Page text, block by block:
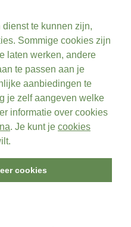
te kunnen zijn,
Sommige cookies zijn
laten werken, andere
te passen aan je
aanbiedingen te
je zelf aangeven welke
informatie over cookies
. Je kunt je cookies
cookies